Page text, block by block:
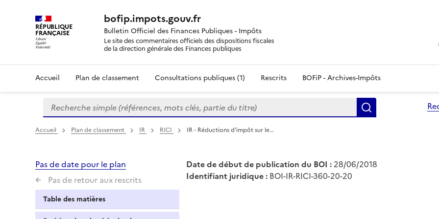
RÉPUBLIQUE
FRANÇAISE
bofip.impots.gouv.fr
Bulletin Officiel des Finances Publiques - Impôts
Le site des commentaires officiels des dispositions fiscales
de la direction générale des Finances publiques
Accueil Plan de classement Consultations publiques (1) Rescrits BOFiP - Archives-Impôts
Formulaire
de
recherche
Recherche simple (références, mots clés, partie du titre)
Accueil Plan de classement IR RICI IR - Réductions d’impôt sur le…
Pas de date pour le plan
Pas de retour aux rescrits
Table des matières
Date de début de publication du BOI : 28/06/2018
Identifiant juridique : BOI-IR-RICI-360-20-20